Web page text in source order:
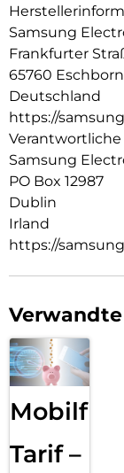
Samsung
Frankfurter
65760 Eschborn
Deutschland
https://
Verantwortliche
Samsung
PO Box 12987
Dublin
Irland
https://
Mobilfunk
Tarif –